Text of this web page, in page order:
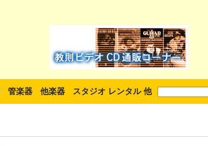
管楽器 他楽器 スタジオ レンタル 他